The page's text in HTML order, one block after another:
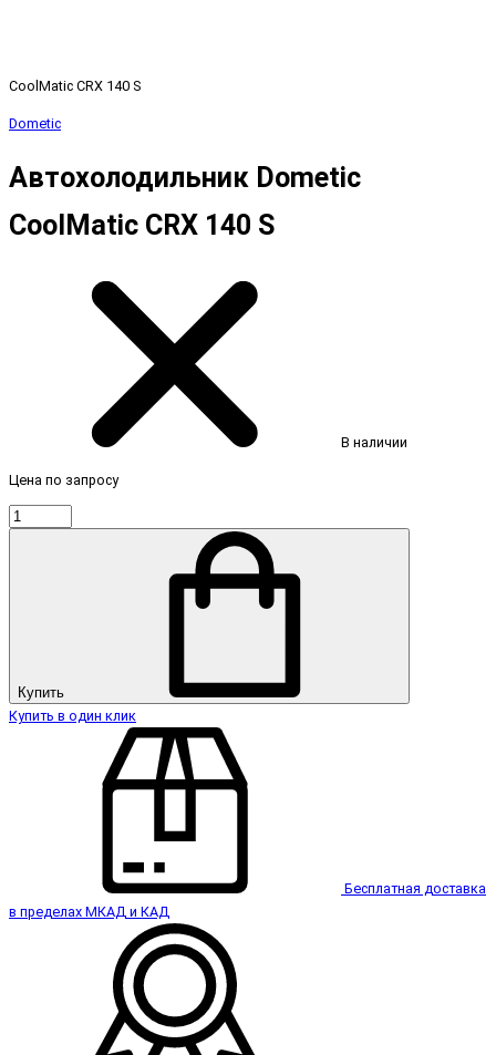
CoolMatic CRX 140 S
Dometic
Автохолодильник Dometic
CoolMatic CRX 140 S
В наличии
Цена по запросу
Купить
Купить в один клик
Бесплатная доставка
в пределах МКАД и КАД